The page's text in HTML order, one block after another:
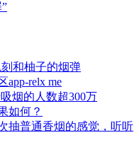
和柚子的烟弹
app-relx me
烟的人数超300万
如何？
抽普通香烟的感觉，听听